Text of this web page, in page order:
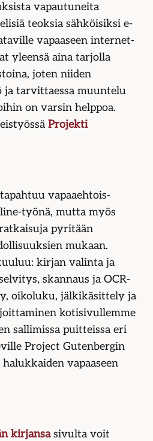
vapautuneita
teoksia sähköisiksi e-
vapaaseen internet-
yleensä aina tarjolla
joten niiden
tarvittaessa muuntelu
on varsin helppoa.
Projekti
vapaaehtois­
työnä, mutta myös
pyritään
mukaan.
kirjan valinta ja
skannaus ja OCR-
oikoluku, jälkikäsittely ja
kotisivullemme
sallimissa puitteissa eri
Project Gutenbergin
vapaaseen
kirjansasivulta voit